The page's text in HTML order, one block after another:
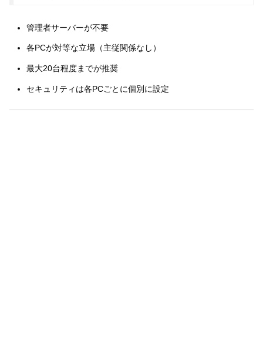
管理者サーバーが不要
各PCが対等な立場（主従関係なし）
最大20台程度までが推奨
セキュリティは各PCごとに個別に設定